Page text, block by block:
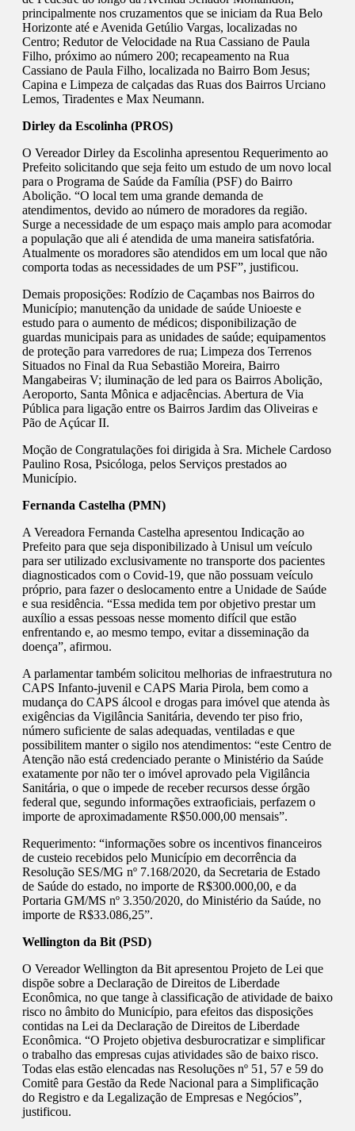
principalmente nos cruzamentos que se iniciam da Rua Belo
Horizonte até e Avenida Getúlio Vargas, localizadas no
Centro; Redutor de Velocidade na Rua Cassiano de Paula
Filho, próximo ao número 200; recapeamento na Rua
Cassiano de Paula Filho, localizada no Bairro Bom Jesus;
Capina e Limpeza de calçadas das Ruas dos Bairros Urciano
Lemos, Tiradentes e Max Neumann.
Dirley da Escolinha (PROS)
O Vereador Dirley da Escolinha apresentou Requerimento ao
Prefeito solicitando que seja feito um estudo de um novo local
para o Programa de Saúde da Família (PSF) do Bairro
Abolição. “O local tem uma grande demanda de
atendimentos, devido ao número de moradores da região.
Surge a necessidade de um espaço mais amplo para acomodar
a população que ali é atendida de uma maneira satisfatória.
Atualmente os moradores são atendidos em um local que não
comporta todas as necessidades de um PSF”, justificou.
Demais proposições: Rodízio de Caçambas nos Bairros do
Município; manutenção da unidade de saúde Unioeste e
estudo para o aumento de médicos; disponibilização de
guardas municipais para as unidades de saúde; equipamentos
de proteção para varredores de rua; Limpeza dos Terrenos
Situados no Final da Rua Sebastião Moreira, Bairro
Mangabeiras V; iluminação de led para os Bairros Abolição,
Aeroporto, Santa Mônica e adjacências. Abertura de Via
Pública para ligação entre os Bairros Jardim das Oliveiras e
Pão de Açúcar II.
Moção de Congratulações foi dirigida à Sra. Michele Cardoso
Paulino Rosa, Psicóloga, pelos Serviços prestados ao
Município.
Fernanda Castelha (PMN)
A Vereadora Fernanda Castelha apresentou Indicação ao
Prefeito para que seja disponibilizado à Unisul um veículo
para ser utilizado exclusivamente no transporte dos pacientes
diagnosticados com o Covid-19, que não possuam veículo
próprio, para fazer o deslocamento entre a Unidade de Saúde
e sua residência. “Essa medida tem por objetivo prestar um
auxílio a essas pessoas nesse momento difícil que estão
enfrentando e, ao mesmo tempo, evitar a disseminação da
doença”, afirmou.
A parlamentar também solicitou melhorias de infraestrutura no
CAPS Infanto-juvenil e CAPS Maria Pirola, bem como a
mudança do CAPS álcool e drogas para imóvel que atenda às
exigências da Vigilância Sanitária, devendo ter piso frio,
número suficiente de salas adequadas, ventiladas e que
possibilitem manter o sigilo nos atendimentos: “este Centro de
Atenção não está credenciado perante o Ministério da Saúde
exatamente por não ter o imóvel aprovado pela Vigilância
Sanitária, o que o impede de receber recursos desse órgão
federal que, segundo informações extraoficiais, perfazem o
importe de aproximadamente R$50.000,00 mensais”.
Requerimento: “informações sobre os incentivos financeiros
de custeio recebidos pelo Município em decorrência da
Resolução SES/MG nº 7.168/2020, da Secretaria de Estado
de Saúde do estado, no importe de R$300.000,00, e da
Portaria GM/MS nº 3.350/2020, do Ministério da Saúde, no
importe de R$33.086,25”.
Wellington da Bit (PSD)
O Vereador Wellington da Bit apresentou Projeto de Lei que
dispõe sobre a Declaração de Direitos de Liberdade
Econômica, no que tange à classificação de atividade de baixo
risco no âmbito do Município, para efeitos das disposições
contidas na Lei da Declaração de Direitos de Liberdade
Econômica. “O Projeto objetiva desburocratizar e simplificar
o trabalho das empresas cujas atividades são de baixo risco.
Todas elas estão elencadas nas Resoluções nº 51, 57 e 59 do
Comitê para Gestão da Rede Nacional para a Simplificação
do Registro e da Legalização de Empresas e Negócios”,
justificou.